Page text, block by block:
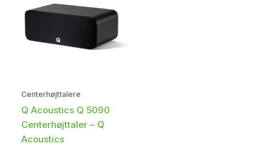
Centerhøjttalere
Q Acoustics Q 5090
Centerhøjttaler – Q
Acoustics